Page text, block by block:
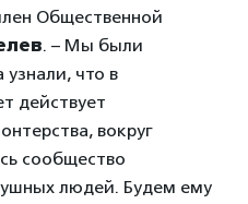
Общественной
. – Мы были
узнали, что в
действует
вокруг
сообщество
людей. Будем ему